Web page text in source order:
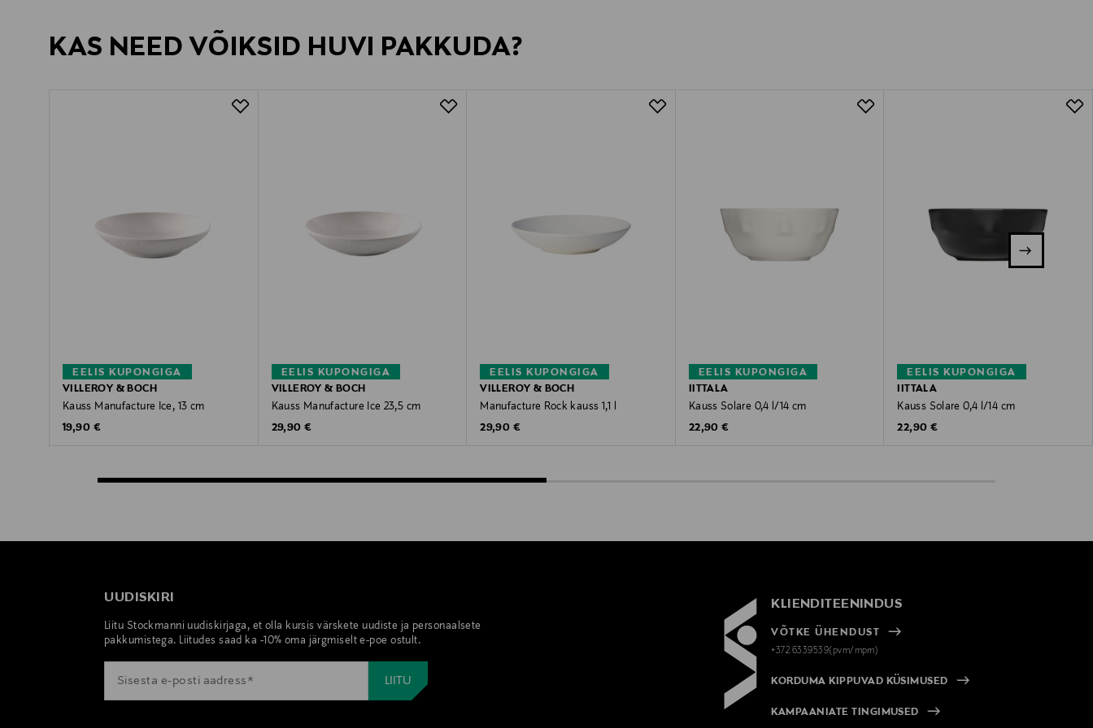
KAS NEED VÕIKSID HUVI PAKKUDA?
EELIS KUPONGIGA
VILLEROY & BOCH
Kauss Manufacture Ice, 13 cm
Original Price
19,90 €
EELIS KUPONGIGA
VILLEROY & BOCH
Kauss Manufacture Ice 23,5 cm
Original Price
29,90 €
EELIS KUPONGIGA
VILLEROY & BOCH
Manufacture Rock kauss 1,1 l
Original Price
29,90 €
EELIS KUPONGIGA
IITTALA
Kauss Solare 0,4 l/14 cm
Original Price
22,90 €
EELIS KUPONGIGA
IITTALA
Kauss Solare 0,4 l/14 cm
Original Price
22,90 €
UUDISKIRI
Liitu Stockmanni uudiskirjaga, et olla kursis värskete uudiste ja personaalsete
pakkumistega. Liitudes saad ka -10% oma järgmiselt e-poe ostult.
KLIENDITEENINDUS
VÕTKE ÜHENDUST
+372 6339539(pvm/mpm)
KORDUMA KIPPUVAD KÜSIMUSED
KAMPAANIATE TINGIMUSED